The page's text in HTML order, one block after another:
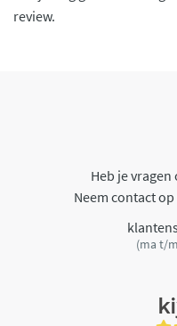
review.
Heb je
Neem contact
(ma t/